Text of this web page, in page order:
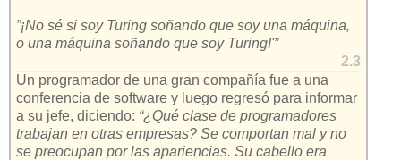
”¡No sé si soy Turing soñando que soy una máquina,
o una máquina soñando que soy Turing!'”
2.3
Un programador de una gran compañía fue a una
conferencia de software y luego regresó para informar
a su jefe, diciendo: “¿Qué clase de programadores
trabajan en otras empresas? Se comportan mal y no
se preocupan por las apariencias. Su cabello era